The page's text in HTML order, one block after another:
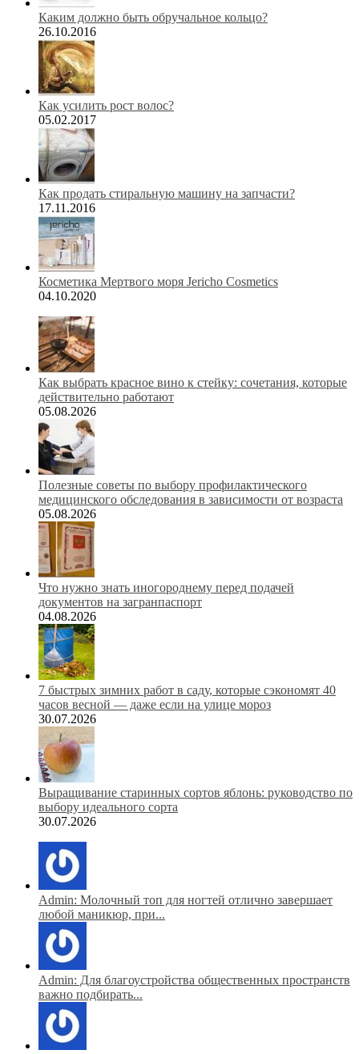
Каким должно быть обручальное кольцо?
26.10.2016
Как усилить рост волос?
05.02.2017
Как продать стиральную машину на запчасти?
17.11.2016
Косметика Мертвого моря Jericho Cosmetics
04.10.2020
Как выбрать красное вино к стейку: сочетания, которые
действительно работают
05.08.2026
Полезные советы по выбору профилактического
медицинского обследования в зависимости от возраста
05.08.2026
Что нужно знать иногороднему перед подачей
документов на загранпаспорт
04.08.2026
7 быстрых зимних работ в саду, которые сэкономят 40
часов весной — даже если на улице мороз
30.07.2026
Выращивание старинных сортов яблонь: руководство по
выбору идеального сорта
30.07.2026
Admin: Молочный топ для ногтей отлично завершает
любой маникюр, при...
Admin: Для благоустройства общественных пространств
важно подбирать...